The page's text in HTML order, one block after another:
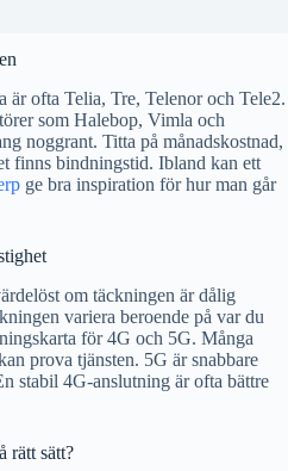
är ofta Telia, Tre, Telenor och Tele2.
som Halebop, Vimla och
noggrant. Titta på månadskostnad,
finns bindningstid. Ibland kan ett
ge bra inspiration för hur man går
om täckningen är dålig
variera beroende på var du
för 4G och 5G. Många
prova tjänsten. 5G är snabbare
stabil 4G-anslutning är ofta bättre
rätt sätt?